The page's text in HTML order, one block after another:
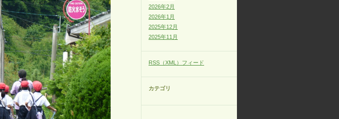
2026年2月
2026年1月
2025年12月
2025年11月
RSS（XML）フィード
カテゴリ